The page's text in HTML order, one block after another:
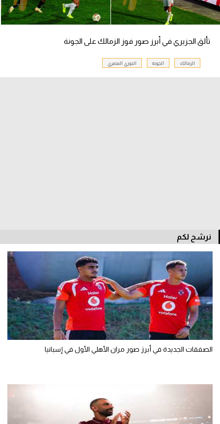
تألق الجزيري في أبرز صور فوز الزمالك على الجونة
الزمالك الجونة الدوري المصري
نرشح لكم
الصفقات الجديدة في أبرز صور مران الأهلي الأول في إسبانيا